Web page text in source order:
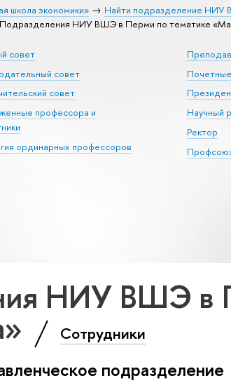
школа экономики» Найти подразделение
Подразделения НИУ ВШЭ в Перми по тематике
совет
совет
совет
профессора и
ординарных профессоров
Научный
Ректор
НИУ ВШЭ в
Сотрудники
подразделение